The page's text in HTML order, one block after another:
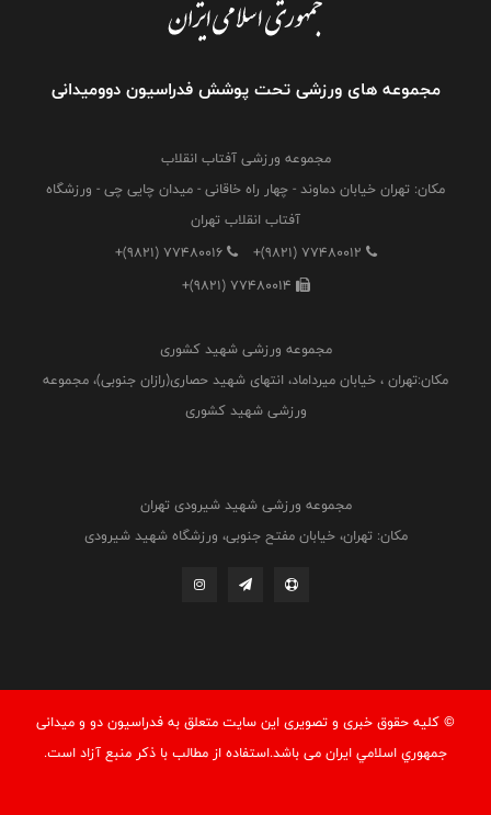
مجموعه های ورزشی تحت پوشش فدراسیون دوومیدانی
مجموعه ورزشی آفتاب انقلاب
مکان: تهران خیابان دماوند - چهار راه خاقانی - میدان چایی چی - ورزشگاه
آفتاب انقلاب تهران
+(9821) 77480012
+(9821) 77480016
+(9821) 77480014
مجموعه ورزشی شهید کشوری
مکان:تهران ، خیابان میرداماد، انتهای شهید حصاری(رازان جنوبی)، مجموعه
ورزشی شهید کشوری
مجموعه ورزشی شهید شیرودی تهران
مکان: تهران، خیابان مفتح جنوبی، ورزشگاه شهید شیرودی
© کليه حقوق خبری و تصويری اين سايت متعلق به فدراسيون دو و میدانی
جمهوري اسلامي ايران می باشد.استفاده از مطالب با ذكر منبع آزاد است.